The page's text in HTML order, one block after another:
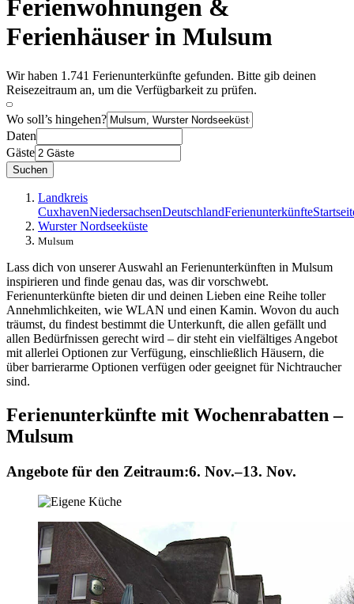
Ferienwohnungen &
Ferienhäuser in Mulsum
Wir haben 1.741 Ferienunterkünfte gefunden. Bitte gib deinen
Reisezeitraum an, um die Verfügbarkeit zu prüfen.
Wo soll’s hingehen?
Daten
Gäste
Suchen
Landkreis
CuxhavenNiedersachsenDeutschlandFerienunterkünfte
Wurster Nordseeküste
Mulsum
Lass dich von unserer Auswahl an Ferienunterkünften in Mulsum
inspirieren und finde genau das, was dir vorschwebt.
Ferienunterkünfte bieten dir und deinen Lieben eine Reihe toller
Annehmlichkeiten, wie WLAN und einen Kamin. Wovon du auch
träumst, du findest bestimmt die Unterkunft, die allen gefällt und
allen Bedürfnissen gerecht wird – dir steht ein vielfältiges Angebot
mit allerlei Optionen zur Verfügung, einschließlich Häusern, die
über barrierarme Optionen verfügen oder geeignet für Nichtraucher
sind.
Ferienunterkünfte mit Wochenrabatten –
Mulsum
Angebote für den Zeitraum:6. Nov.–13. Nov.